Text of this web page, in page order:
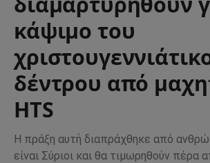
κάψιμο του
δέντρου από
HTS
Η πράξη αυτή διαπράχθηκε από
είναι Σύριοι και θα τιμωρηθούν πέρα